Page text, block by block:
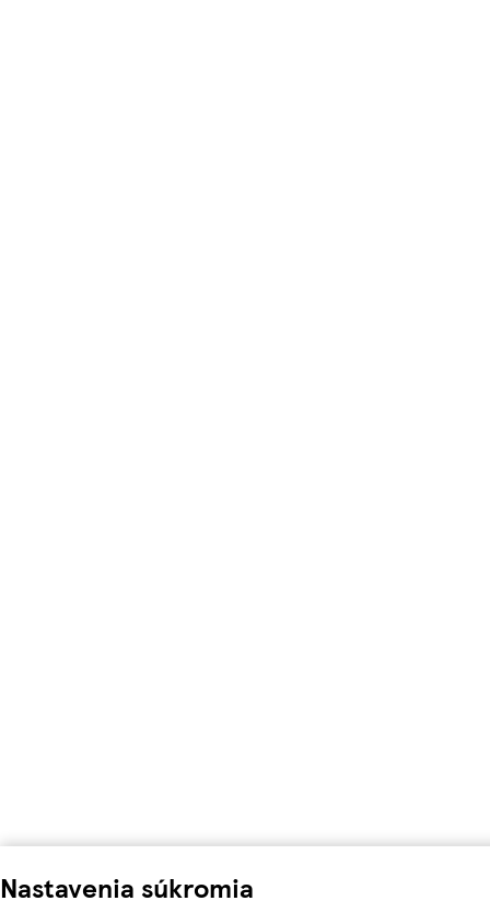
Nastavenia súkromia